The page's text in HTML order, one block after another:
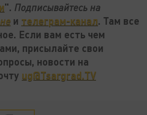
". Подписывайтесь на
и телеграм-канал. Там все
Если вам есть чем
присылайте свои
новости на
ug@Tsargrad.TV